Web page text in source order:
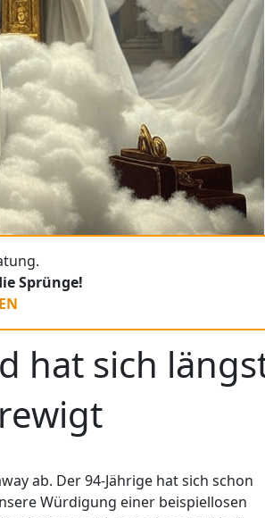
Sprünge!
hat sich
ab. Der 94-Jährige hat sich schon
Würdigung einer beispiellosen